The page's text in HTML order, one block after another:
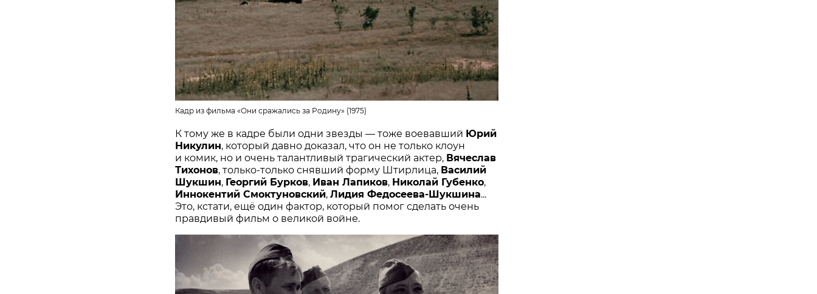
Кадр из фильма «Они сражались за Родину» (1975)
К тому же в кадре были одни звезды — тоже воевавший Юрий
Никулин, который давно доказал, что он не только клоун
и комик, но и очень талантливый трагический актер, Вячеслав
Тихонов, только-только снявший форму Штирлица, Василий
Шукшин, Георгий Бурков, Иван Лапиков, Николай Губенко,
Иннокентий Смоктуновский, Лидия Федосеева-Шукшина...
Это, кстати, ещё один фактор, который помог сделать очень
правдивый фильм о великой войне.